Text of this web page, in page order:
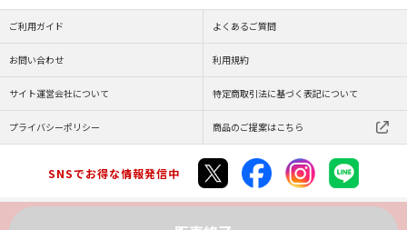
ご利用ガイド よくあるご質問
お問い合わせ 利用規約
サイト運営会社について 特定商取引法に基づく表記について
プライバシーポリシー 商品のご提案はこちら
SNSでお得な情報発信中